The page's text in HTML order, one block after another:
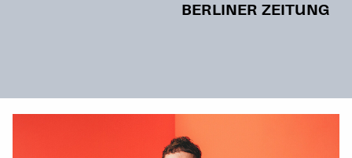
BERLINER ZEITUNG